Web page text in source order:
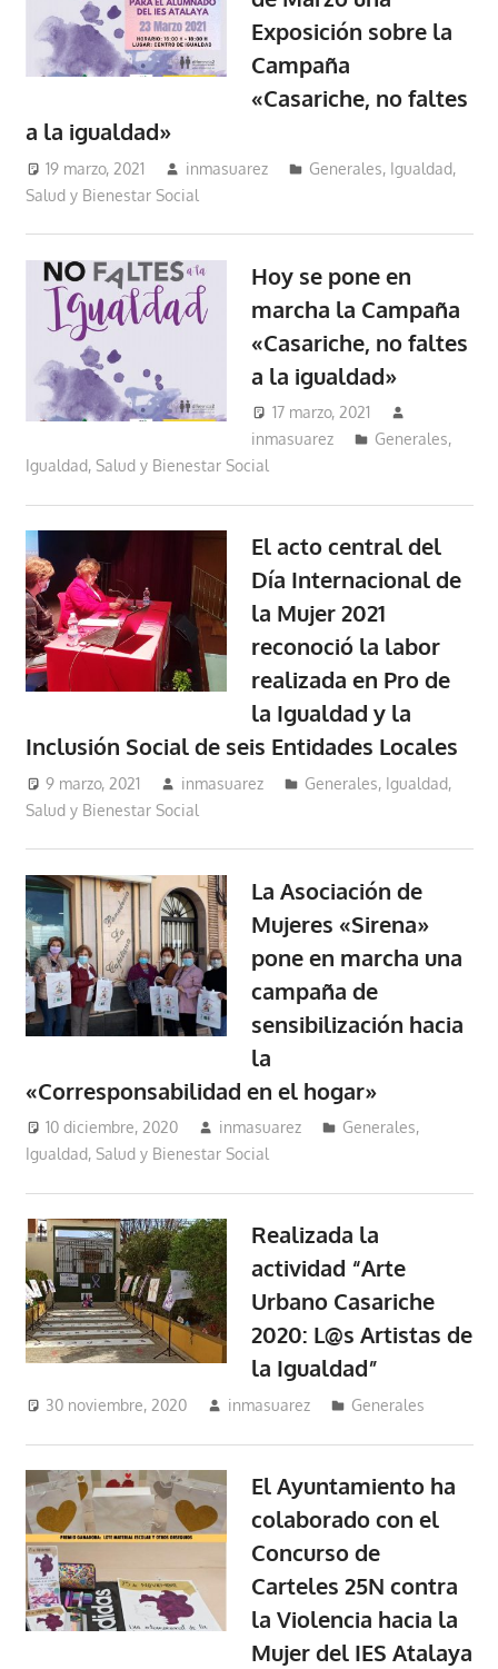
Exposición sobre la
Campaña
«Casariche, no faltes
a la igualdad»
19 marzo, 2021 inmasuarez Generales, Igualdad,
Salud y Bienestar Social
Hoy se pone en
marcha la Campaña
«Casariche, no faltes
a la igualdad»
17 marzo, 2021
inmasuarez
Generales,
Igualdad, Salud y Bienestar Social
El acto central del
Día Internacional de
la Mujer 2021
reconoció la labor
realizada en Pro de
la Igualdad y la
Inclusión Social de seis Entidades Locales
9 marzo, 2021 inmasuarez Generales, Igualdad,
Salud y Bienestar Social
La Asociación de
Mujeres «Sirena»
pone en marcha una
campaña de
sensibilización hacia
la
«Corresponsabilidad en el hogar»
10 diciembre, 2020 inmasuarez Generales,
Igualdad, Salud y Bienestar Social
Realizada la
actividad “Arte
Urbano Casariche
2020: L@s Artistas de
la Igualdad”
30 noviembre, 2020 inmasuarez Generales
El Ayuntamiento ha
colaborado con el
Concurso de
Carteles 25N contra
la Violencia hacia la
Mujer del IES Atalaya